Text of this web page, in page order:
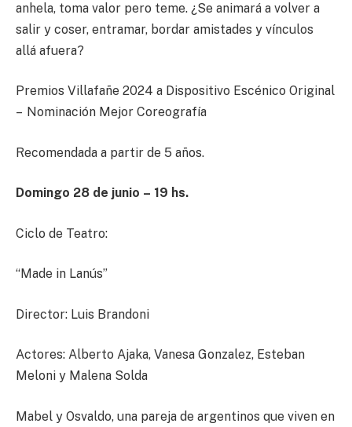
anhela, toma valor pero teme. ¿Se animará a volver a
salir y coser, entramar, bordar amistades y vínculos
allá afuera?
Premios Villafañe 2024 a Dispositivo Escénico Original
– Nominación Mejor Coreografía
Recomendada a partir de 5 años.
Domingo 28 de junio – 19 hs.
Ciclo de Teatro:
“Made in Lanús”
Director: Luis Brandoni
Actores: Alberto Ajaka, Vanesa Gonzalez, Esteban
Meloni y Malena Solda
Mabel y Osvaldo, una pareja de argentinos que viven en